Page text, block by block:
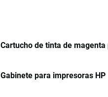
Cartucho de tinta de
Gabinete para impresoras HP